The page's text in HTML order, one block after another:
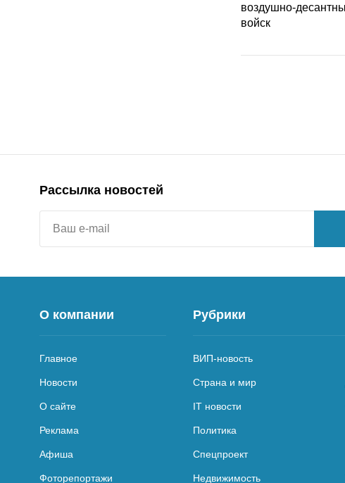
Рассылка новостей
О компании
Главное
Новости
О сайте
Реклама
Афиша
Фоторепортажи
Рубрики
ВИП-новость
Страна и мир
IT новости
Политика
Спецпроект
Недвижимость